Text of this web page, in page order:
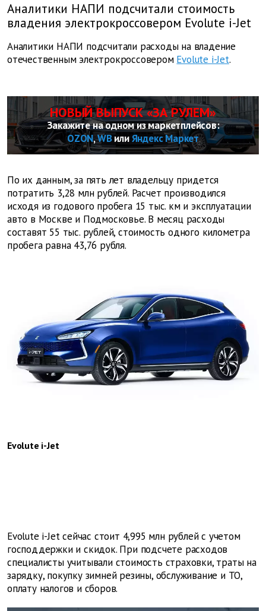
Аналитики НАПИ подсчитали стоимость
владения электрокроссовером Evolute i-Jet
Аналитики НАПИ подсчитали расходы на владение
отечественным электрокроссовером Evolute i-Jet.
НОВЫЙ ВЫПУСК «ЗА РУЛЕМ»
Закажите на одном из маркетплейсов:
OZON,WBилиЯндекс Маркет
По их данным, за пять лет владельцу придется
потратить 3,28 млн рублей. Расчет производился
исходя из годового пробега 15 тыс. км и эксплуатации
авто в Москве и Подмосковье. В месяц расходы
составят 55 тыс. рублей, стоимость одного километра
пробега равна 43,76 рубля.
Evolute i-Jet
Evolute i-Jet сейчас стоит 4,995 млн рублей с учетом
господдержки и скидок. При подсчете расходов
специалисты учитывали стоимость страховки, траты на
зарядку, покупку зимней резины, обслуживание и ТО,
оплату налогов и сборов.